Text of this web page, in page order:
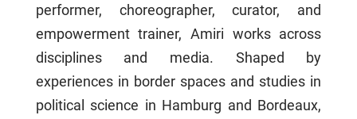
performer, choreographer, curator, and
empowerment trainer, Amiri works across
disciplines and media. Shaped by
experiences in border spaces and studies in
political science in Hamburg and Bordeaux,